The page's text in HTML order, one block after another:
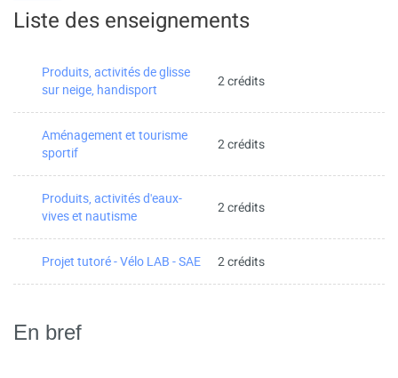
Liste des enseignements
Produits, activités de glisse
sur neige, handisport
2 crédits
Aménagement et tourisme
sportif
2 crédits
Produits, activités d'eaux-
vives et nautisme
2 crédits
Projet tutoré - Vélo LAB - SAE 2 crédits
En bref